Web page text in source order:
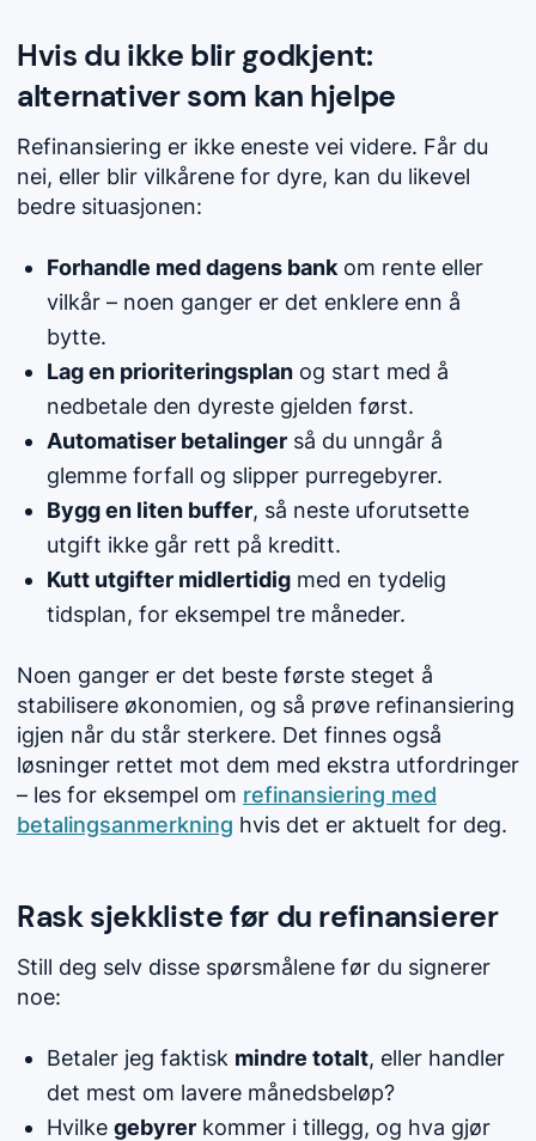
Hvis du ikke blir godkjent:
alternativer som kan hjelpe
Refinansiering er ikke eneste vei videre. Får du
nei, eller blir vilkårene for dyre, kan du likevel
bedre situasjonen:
Forhandle med dagens bank om rente eller
vilkår – noen ganger er det enklere enn å
bytte.
Lag en prioriteringsplan og start med å
nedbetale den dyreste gjelden først.
Automatiser betalinger så du unngår å
glemme forfall og slipper purregebyrer.
Bygg en liten buffer, så neste uforutsette
utgift ikke går rett på kreditt.
Kutt utgifter midlertidig med en tydelig
tidsplan, for eksempel tre måneder.
Noen ganger er det beste første steget å
stabilisere økonomien, og så prøve refinansiering
igjen når du står sterkere. Det finnes også
løsninger rettet mot dem med ekstra utfordringer
– les for eksempel om refinansiering med
betalingsanmerkning hvis det er aktuelt for deg.
Rask sjekkliste før du refinansierer
Still deg selv disse spørsmålene før du signerer
noe:
Betaler jeg faktisk mindre totalt, eller handler
det mest om lavere månedsbeløp?
Hvilkegebyrer kommer i tillegg, og hva gjør